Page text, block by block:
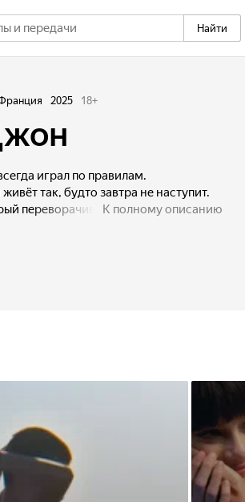
Найти
2025 18+
играл по правилам.
так, будто завтра не наступит.
переворачивает весь мир с ног на
и безудержной любовью.
К полному описанию